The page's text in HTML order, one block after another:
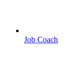
Job Coach